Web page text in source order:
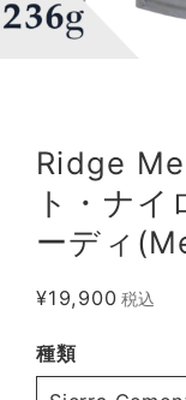
Ridge
ト・ナ
ーディ
¥19,900 税込
種類